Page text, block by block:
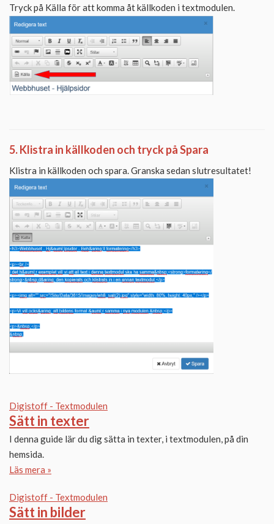
Tryck på Källa för att komma åt källkoden i textmodulen.
5. Klistra in källkoden och tryck på Spara
Klistra in källkoden och spara. Granska sedan slutresultatet!
Digistoff - Textmodulen
Sätt in texter
I denna guide lär du dig sätta in texter, i textmodulen, på din
hemsida.
Läs mera »
Digistoff - Textmodulen
Sätt in bilder